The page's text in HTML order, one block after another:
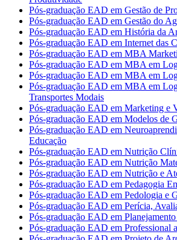
Pós-graduação EAD em Gestão de
Pós-graduação EAD em Gestão do
Pós-graduação EAD em História da
Pós-graduação EAD em Internet das
Pós-graduação EAD em MBA
Pós-graduação EAD em MBA em
Pós-graduação EAD em MBA em
Pós-graduação EAD em MBA em
Transportes Modais
Pós-graduação EAD em Marketing e
Pós-graduação EAD em Modelos de
Pós-graduação EAD em
Educação
Pós-graduação EAD em Nutrição
Pós-graduação EAD em Nutrição
Pós-graduação EAD em Nutrição e
Pós-graduação EAD em Pedagogia
Pós-graduação EAD em Pedologia e
Pós-graduação EAD em Perícia,
Pós-graduação EAD em
Pós-graduação EAD em Professional